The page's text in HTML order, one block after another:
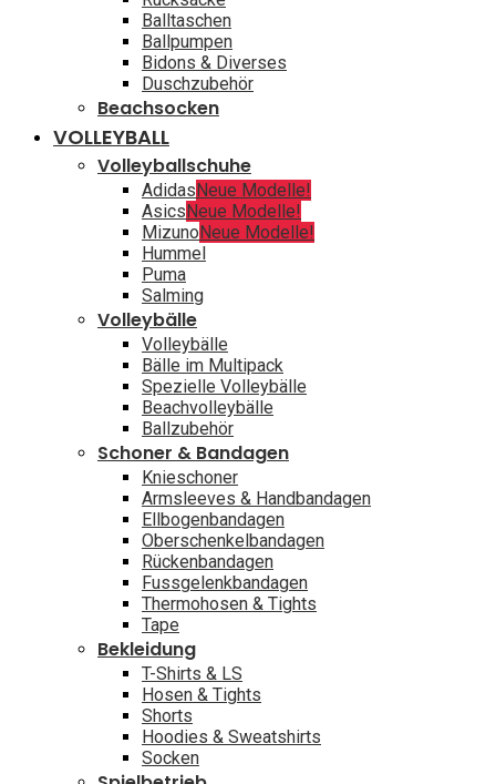
Balltaschen
Ballpumpen
Bidons & Diverses
Duschzubehör
Beachsocken
VOLLEYBALL
Volleyballschuhe
AdidasNeue Modelle!
AsicsNeue Modelle!
MizunoNeue Modelle!
Hummel
Puma
Salming
Volleybälle
Volleybälle
Bälle im Multipack
Spezielle Volleybälle
Beachvolleybälle
Ballzubehör
Schoner & Bandagen
Knieschoner
Armsleeves & Handbandagen
Ellbogenbandagen
Oberschenkelbandagen
Rückenbandagen
Fussgelenkbandagen
Thermohosen & Tights
Tape
Bekleidung
T-Shirts & LS
Hosen & Tights
Shorts
Hoodies & Sweatshirts
Socken